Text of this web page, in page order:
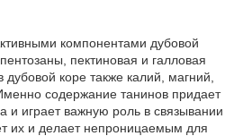
компонентами дубовой
пектиновая и галловая
дубовой коре также калий, магний,
содержание танинов придает
и играет важную роль в связывании
их и делает непроницаемым для